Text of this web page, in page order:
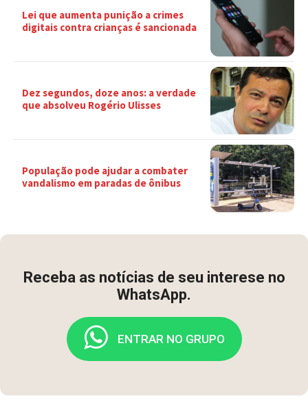
Lei que aumenta punição a crimes
digitais contra crianças é sancionada
Dez segundos, doze anos: a verdade
que absolveu Rogério Ulisses
População pode ajudar a combater
vandalismo em paradas de ônibus
Receba as notícias de seu interese no
WhatsApp.
ENTRAR NO GRUPO